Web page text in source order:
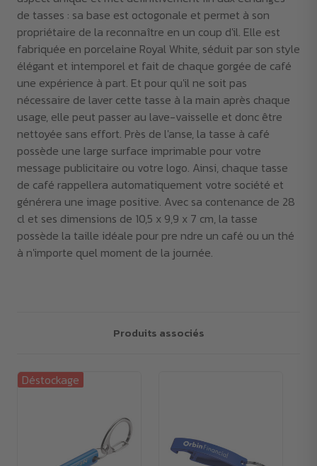
de tasses : sa base est octogonale et permet à son
propriétaire de la reconnaître en un coup d'il. Elle est
fabriquée en porcelaine Royal White, séduit par son style
élégant et intemporel et fait de chaque gorgée de café
une expérience à part. Et pour qu'il ne soit pas
nécessaire de laver cette tasse à la main après chaque
usage, elle peut passer au lave-vaisselle et donc être
nettoyée sans effort. Près de l'anse, la tasse à café
possède une large surface imprimable pour votre
message publicitaire ou votre logo. Ainsi, chaque tasse
de café rappellera automatiquement votre société et
générera une image positive. Avec sa contenance de 28
cl et ses dimensions de 10,5 x 9,9 x 7 cm, la tasse
possède la taille idéale pour pre ndre un café ou un thé
à n'importe quel moment de la journée.
Produits associés
Déstockage